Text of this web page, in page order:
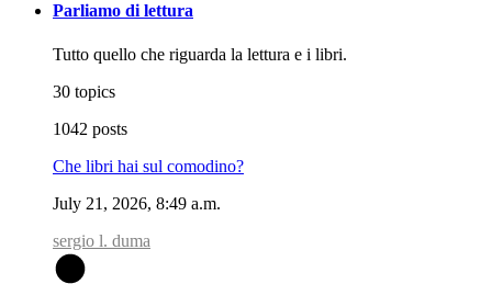
Parliamo di lettura
Tutto quello che riguarda la lettura e i libri.
30 topics
1042 posts
Che libri hai sul comodino?
July 21, 2026, 8:49 a.m.
sergio l. duma